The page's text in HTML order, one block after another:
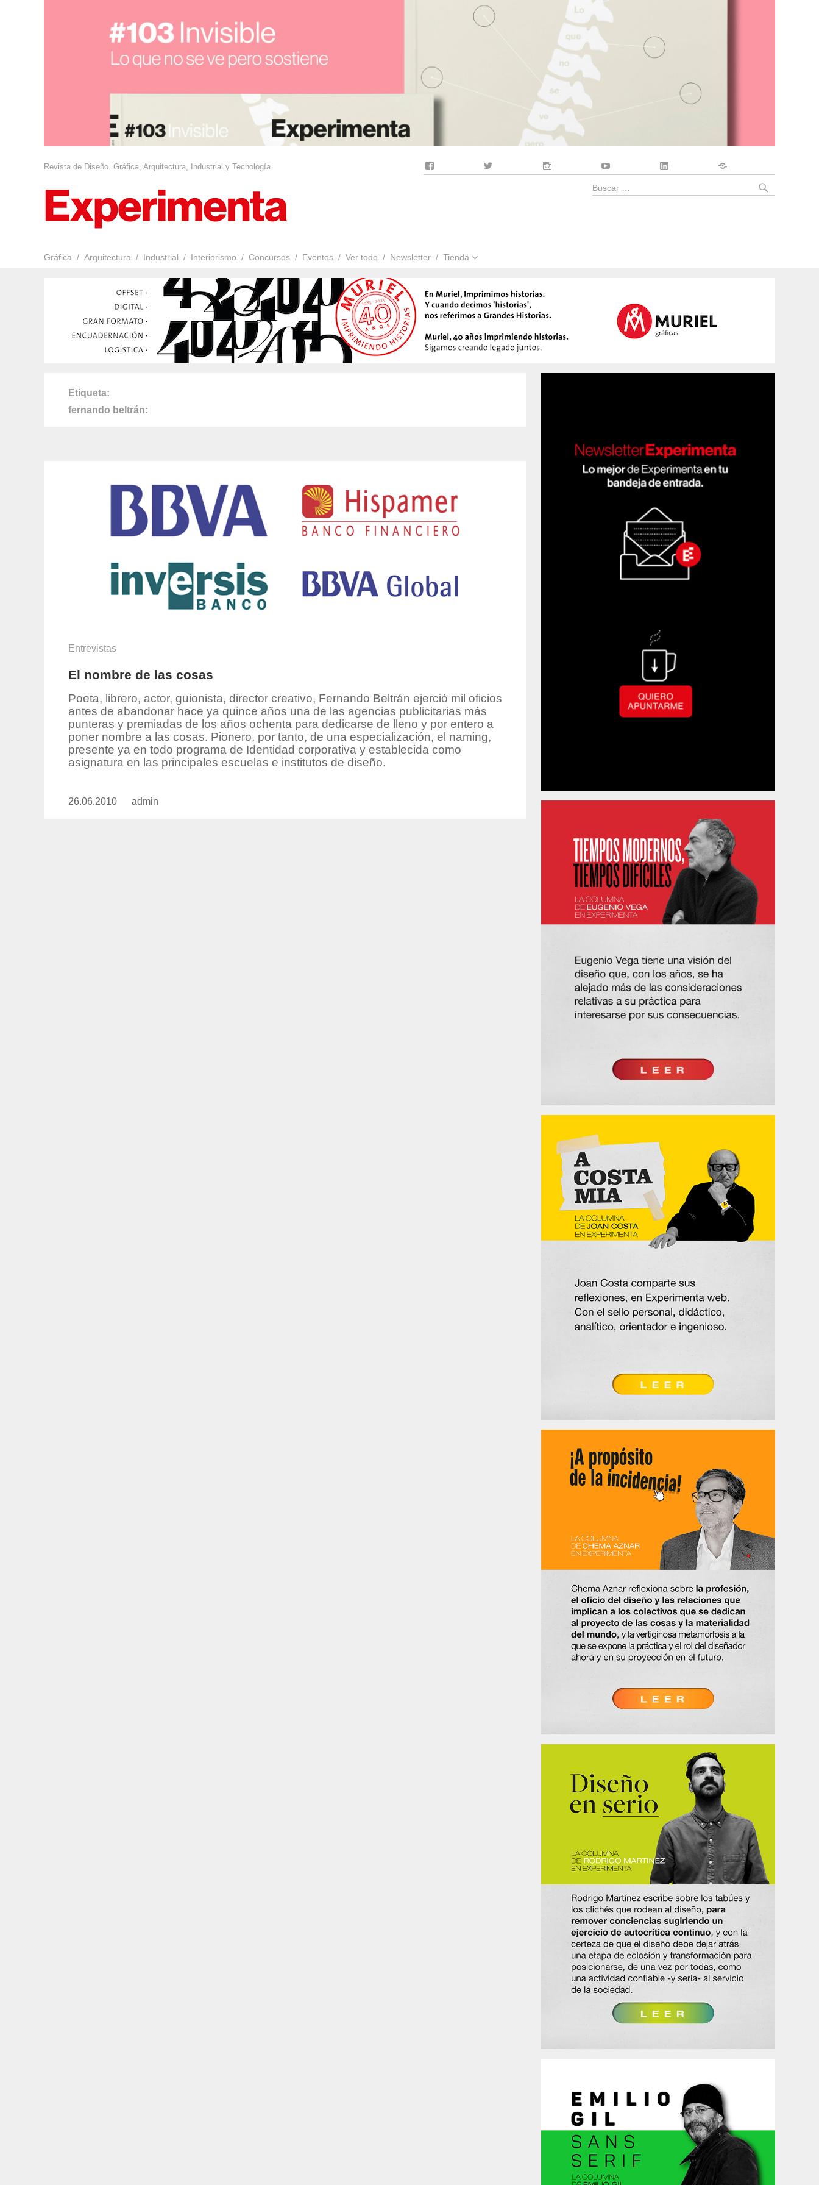
Revista de Diseño. Gráfica, Arquitectura, Industrial y Tecnología
Gráfica Arquitectura Industrial Interiorismo Concursos Eventos Ver todo Newsletter Tienda
Buscar
Etiqueta
fernando beltrán
Entrevistas
El nombre de las cosas
Poeta, librero, actor, guionista, director creativo, Fernando Beltrán ejerció mil oficios
antes de abandonar hace ya quince años una de las agencias publicitarias más
punteras y premiadas de los años ochenta para dedicarse de lleno y por entero a
poner nombre a las cosas. Pionero, por tanto, de una especialización, el naming,
presente ya en todo programa de Identidad corporativa y establecida como
asignatura en las principales escuelas e institutos de diseño.
Publicado
26.06.2010 https://www.experimenta.es/author/admin/
admin